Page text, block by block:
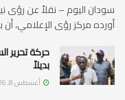
سودان اليوم – نقلاً عن
أورده مركز رؤى الإعلامي، أن
حركة تحرير
بديلاً
أغسطس 8, 2026